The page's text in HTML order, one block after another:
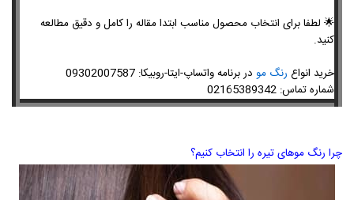
🌟 لطفا برای انتخاب محصول مناسب ابتدا مقاله را کامل و دقیق مطالعه
کنید.
خرید انواع رنگ مو در برنامه واتساپ-ایتا-روبیکا:
شماره تماس: 02165389342
چرا رنگ موهای تیره را انتخاب کنیم؟